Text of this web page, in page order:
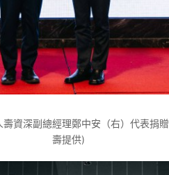
資深副總經理鄭中安（右）代表捐
壽提供)